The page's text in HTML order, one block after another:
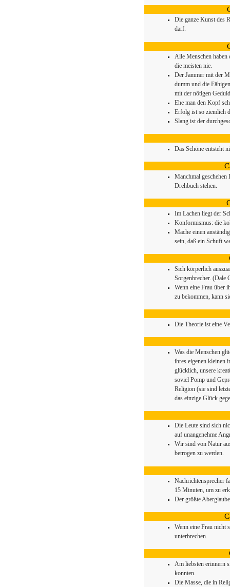
Die ganze Kunst des
darf.
Alle Menschen haben
die meisten nie.
Der Jammer mit der
dumm und die
mit der nötigen
Ehe man den Kopf
Erfolg ist so ziemlich
Slang ist der
Das Schöne entsteht
Manchmal
Drehbuch stehen.
Im Lachen liegt der
Konformismus: die
Mache einen
sein, daß ein Schuft
Sich körperlich
Sorgenbrecher. (Dale
Wenn eine Frau über
zu bekommen, kann
Die Theorie ist eine
Was die Menschen
ihres eigenen kleinen
glücklich, unsere
soviel Pomp und
Religion (sie sind
das einzige Glück
Die Leute sind sich
auf unangenehme
Wir sind von Natur
betrogen zu werden.
Nachrichtensprecher
15 Minuten, um zu
Der größte
Wenn eine Frau nicht
unterbrechen.
Am liebsten erinnern
konnten.
Die Masse, die in